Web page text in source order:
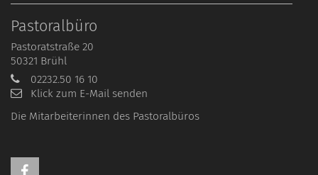
Pastoralbüro
Pastoratstraße 20
50321 Brühl
02232.50 16 10
Klick zum E-Mail senden
Die Mitarbeiterinnen des Pastoralbüros